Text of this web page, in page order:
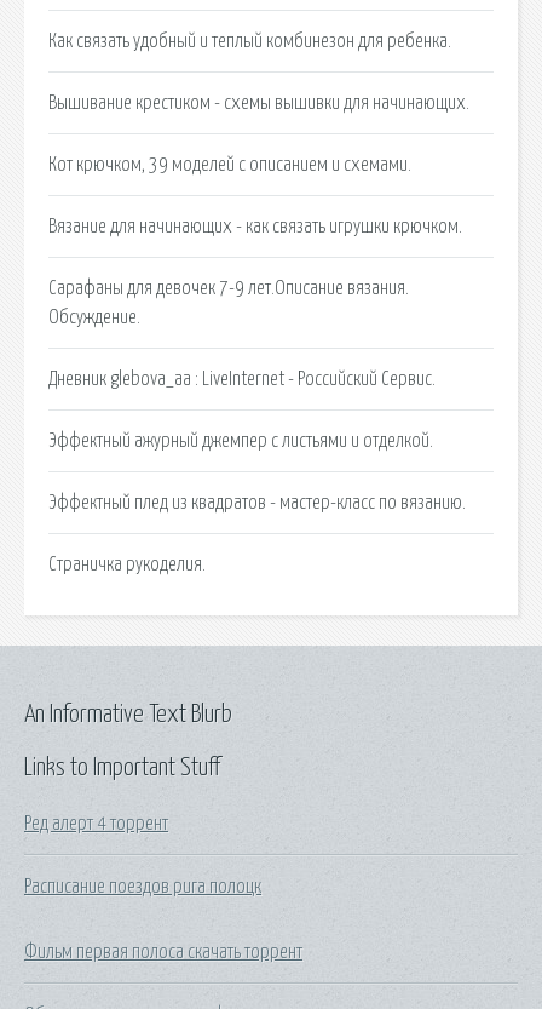
Как связать удобный и теплый комбинезон для ребенка.
Вышивание крестиком - схемы вышивки для начинающих.
Кот крючком, 39 моделей с описанием и схемами.
Вязание для начинающих - как связать игрушки крючком.
Сарафаны для девочек 7-9 лет.Описание вязания.
Обсуждение.
Дневник glebova_aa : LiveInternet - Российский Сервис.
Эффектный ажурный джемпер с листьями и отделкой.
Эффектный плед из квадратов - мастер-класс по вязанию.
Страничка рукоделия.
Links to Important Stuff
Ред алерт 4 торрент
Расписание поездов рига полоцк
Фильм первая полоса скачать торрент
An Informative Text Blurb